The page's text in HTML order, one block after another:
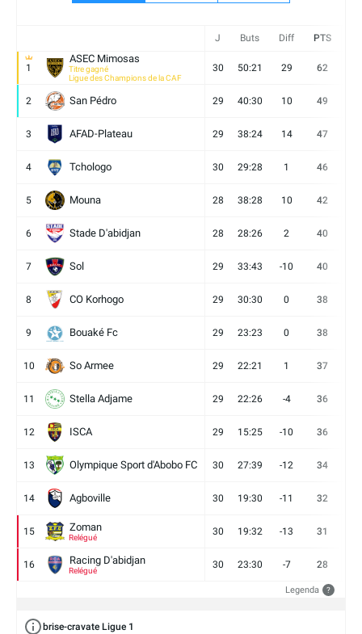
J Buts Diff PTS
1
ASEC Mimosas
Titre gagné
Ligue des Champions de la CAF
30 50:21 29 62
2 San Pédro 29 40:30 10 49
3 AFAD-Plateau 29 38:24 14 47
4 Tchologo 30 29:28 1 46
5 Mouna 28 38:28 10 42
6 Stade D'abidjan 28 28:26 2 40
7 Sol 29 33:43 -10 40
8 CO Korhogo 29 30:30 0 38
9 Bouaké Fc 29 23:23 0 38
10 So Armee 29 22:21 1 37
11 Stella Adjame 29 22:26 -4 36
12 ISCA 29 15:25 -10 36
13 Olympique Sport d'Abobo FC 30 27:39 -12 34
14 Agboville 30 19:30 -11 32
15 Zoman
Relégué
30 19:32 -13 31
16 Racing D'abidjan
Relégué
30 23:30 -7 28
Legenda ?
brise-cravate Ligue 1